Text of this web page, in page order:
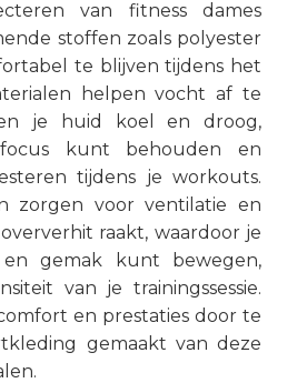
van fitness dames
stoffen zoals polyester
te blijven tijdens het
helpen vocht af te
je huid koel en droog,
kunt behouden en
tijdens je workouts.
zorgen voor ventilatie en
raakt, waardoor je
gemak kunt bewegen,
van je trainingssessie.
en prestaties door te
gemaakt van deze